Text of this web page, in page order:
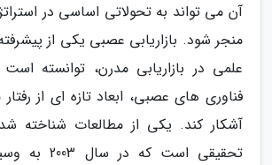
آن می تواند به تحولاتی اساسی در
منجر شود. بازاریابی عصبی یکی از
علمی در بازاریابی مدرن، توانسته
فناوری های عصبی، ابعاد تازه ای از
آشکار کند. یکی از مطالعات شناخته
تحقیقی است که